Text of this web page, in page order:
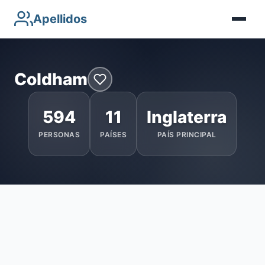
Apellidos
Coldham
594
PERSONAS
11
PAÍSES
Inglaterra
PAÍS PRINCIPAL